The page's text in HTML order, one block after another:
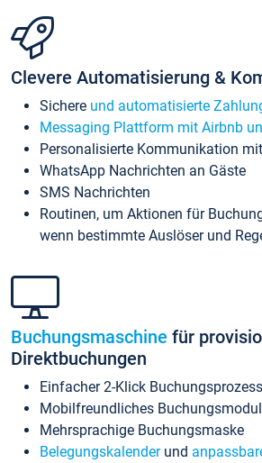
Clevere Automatisierung &
Sichere und automatisierte
Messaging Plattform mit Airbnb
Personalisierte Kommunikation
WhatsApp Nachrichten an Gäste
SMS Nachrichten
Routinen, um Aktionen für
wenn bestimmte Auslöser und
Buchungsmaschine für
Direktbuchungen
Einfacher 2-Klick Buchungsprozess
Mobilfreundliches Buchungsmodul
Mehrsprachige Buchungsmaske
Belegungskalenderund